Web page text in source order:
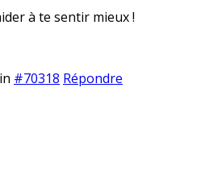
à te sentir mieux !
#70318 Répondre